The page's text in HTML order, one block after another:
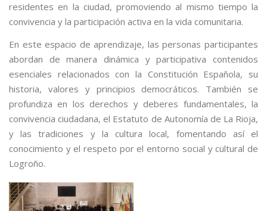
residentes en la ciudad, promoviendo al mismo tiempo la
convivencia y la participación activa en la vida comunitaria.
En este espacio de aprendizaje, las personas participantes
abordan de manera dinámica y participativa contenidos
esenciales relacionados con la Constitución Española, su
historia, valores y principios democráticos. También se
profundiza en los derechos y deberes fundamentales, la
convivencia ciudadana, el Estatuto de Autonomía de La Rioja,
y las tradiciones y la cultura local, fomentando así el
conocimiento y el respeto por el entorno social y cultural de
Logroño.